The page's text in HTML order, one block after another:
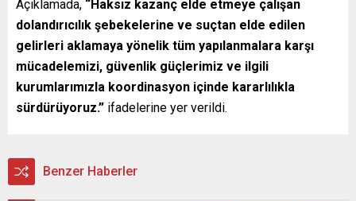
Açıklamada, “Haksız kazanç elde etmeye çalışan
dolandırıcılık şebekelerine ve suçtan elde edilen
gelirleri aklamaya yönelik tüm yapılanmalara karşı
mücadelemizi, güvenlik güçlerimiz ve ilgili
kurumlarımızla koordinasyon içinde kararlılıkla
sürdürüyoruz.” ifadelerine yer verildi.
Benzer Haberler